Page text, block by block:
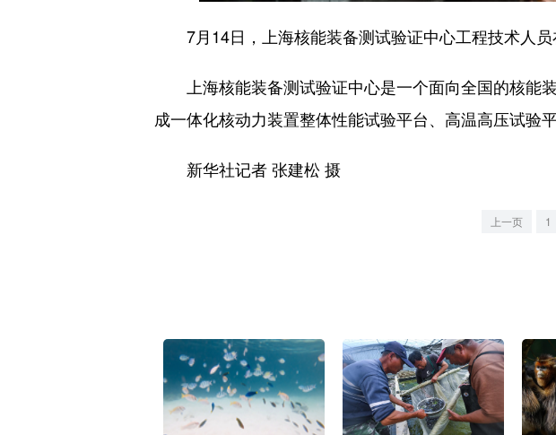
7月14日，上海核能装备测试验证中心工程技术人员
上海核能装备测试验证中心是一个面向全国的核能
成一体化核动力装置整体性能试验平台、高温高压试验
新华社记者 张建松 摄
上一页 1